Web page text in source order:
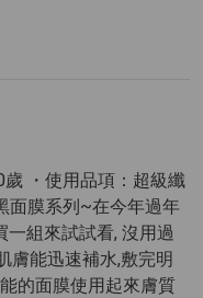
・使用品項：超級纖
面膜系列~在今年過年
組來試試看, 沒用過
膚能迅速補水,敷完明
的面膜使用起來膚質